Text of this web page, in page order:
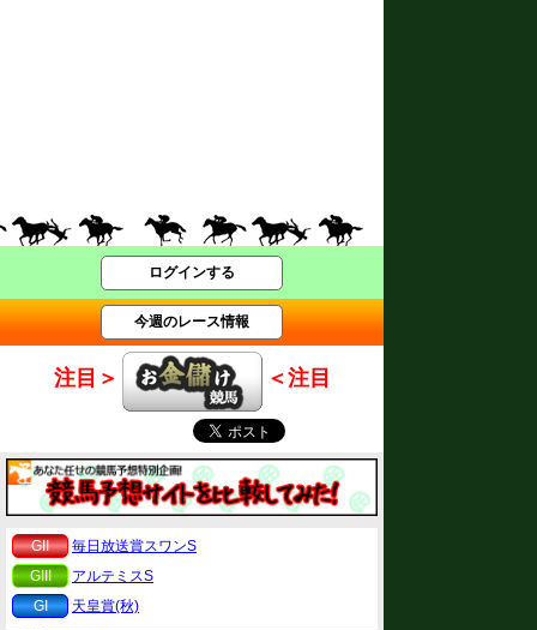
ログインする
今週のレース情報
注目＞ ＜注目
GII
毎日放送賞スワンS
GIII
アルテミスS
GI
天皇賞(秋)